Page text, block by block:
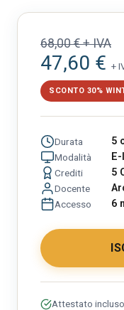
68,00 € + IVA
47,60 € +
SCONTO 30%
Durata 5
Modalità
Crediti 5
Docente
Accesso 6
Attestato incluso